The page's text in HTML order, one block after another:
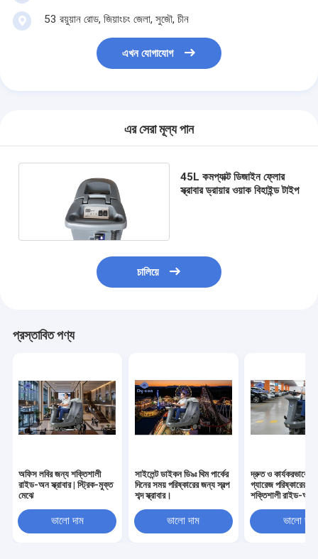
53 রয়ুয়ান রোড, জিয়াংচং জেলা, সুজৌ, চীন
এখন যোগাযোগ
এর সেরা মূল্য পান
45L কমপ্যাক্ট ডিজাইন ফ্লোর
স্ক্রাবার ড্রায়ার ওয়াক বিহাইন্ড টাইপ
চালিয়ে
প্রস্তাবিত পণ্য
অফিস লবির জন্য শক্তিশালী
রাইড-অন স্ক্রাবার | স্ট্রিক-মুক্ত
মেঝে
ভালো দাম
সাইলেন্ট ডাইকন ডি৯ঃ থিম পার্কের
দিনের সময় পরিষ্কারের জন্য স্বল্প
শব্দ স্ক্রাবার।
ভালো দাম
দ্রুত ও কার্যকরভাবে
গ্যারেজ পরিষ্কারের
শক্তিশালী রাইড-অন
ভালো দাম